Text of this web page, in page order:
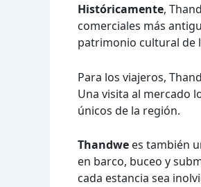
Históricamente,
comerciales más
patrimonio cultural de
Para los viajeros,
Una visita al mercado
únicos de la región.
Thandwe es también
en barco, buceo y
cada estancia sea